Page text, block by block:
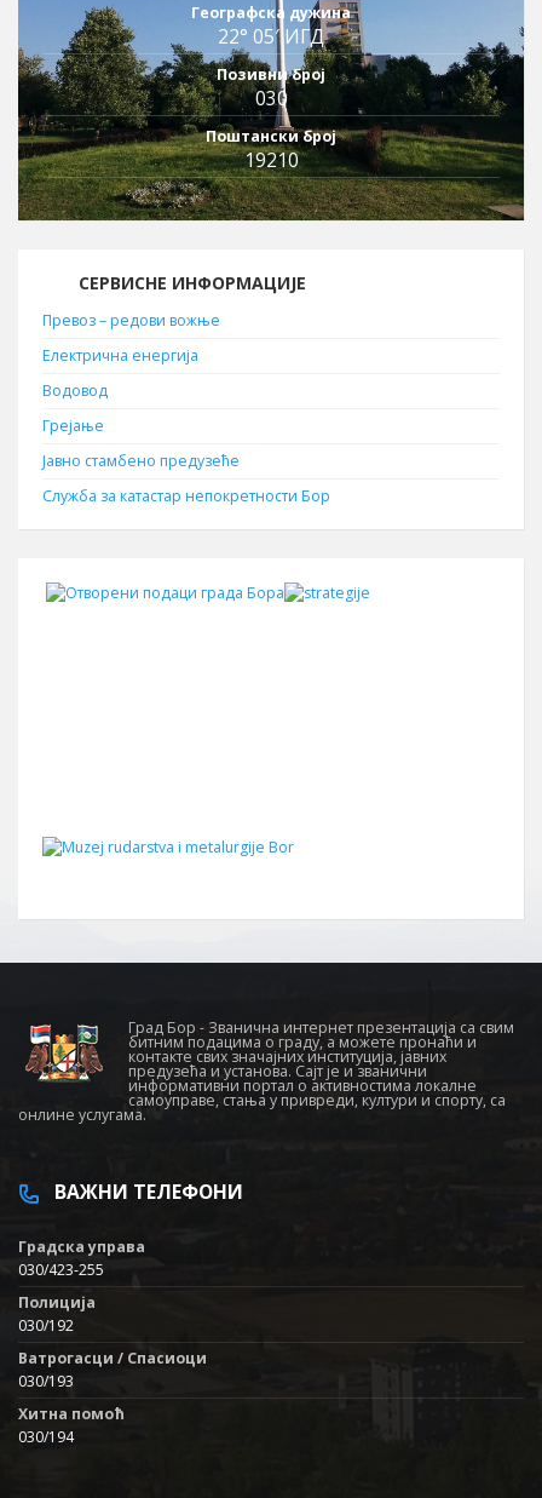
Географска дужина
22° 05′ ИГД
Позивни број
030
Поштански број
19210
СЕРВИСНЕ ИНФОРМАЦИЈЕ
Превоз – редови вожње
Електрична енергија
Водовод
Грејање
Јавно стамбено предузеће
Служба за катастар непокретности Бор
Град Бор - Званична интернет презентација са свим
битним подацима о граду, а можете пронаћи и
контакте свих значајних институција, јавних
предузећа и установа. Сајт је и званични
информативни портал о активностима локалне
самоуправе, стања у привреди, култури и спорту, са
онлине услугама.
ВАЖНИ ТЕЛЕФОНИ
Градска управа
030/423-255
Полиција
030/192
Ватрогасци / Спасиоци
030/193
Хитна помоћ
030/194